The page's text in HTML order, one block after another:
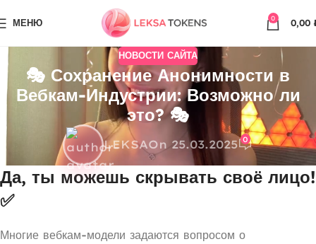
МЕНЮ 0 0,00
НОВОСТИ САЙТА
🎭 Сохранение Анонимности в
Вебкам-Индустрии: Возможно ли
это? 🎭
LEKSAOn 25.03.2025 0
Да, ты можешь скрывать своё лицо!
✅
Многие вебкам-модели задаются вопросом о